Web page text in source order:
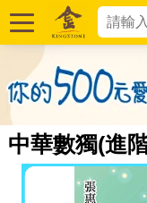
中華數獨(進